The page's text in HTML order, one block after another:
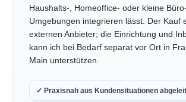
Haushalts-, Homeoffice- oder kleine Büro-
Umgebungen integrieren lässt. Der Kauf
externen Anbieter; die Einrichtung und
kann ich bei Bedarf separat vor Ort in
Main unterstützen.
✓ Praxisnah aus Kundensituationen